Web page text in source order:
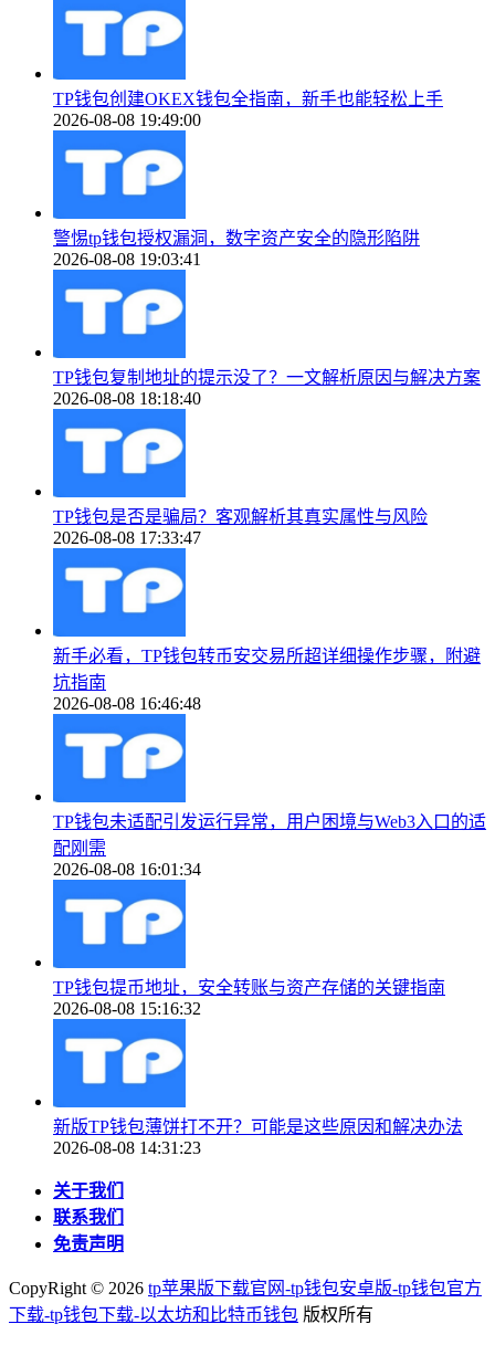
TP钱包创建OKEX钱包全指南，新手也能轻松上手
2026-08-08 19:49:00
警惕tp钱包授权漏洞，数字资产安全的隐形陷阱
2026-08-08 19:03:41
TP钱包复制地址的提示没了？一文解析原因与解决方案
2026-08-08 18:18:40
TP钱包是否是骗局？客观解析其真实属性与风险
2026-08-08 17:33:47
新手必看，TP钱包转币安交易所超详细操作步骤，附避
坑指南
2026-08-08 16:46:48
TP钱包未适配引发运行异常，用户困境与Web3入口的适
配刚需
2026-08-08 16:01:34
TP钱包提币地址，安全转账与资产存储的关键指南
2026-08-08 15:16:32
新版TP钱包薄饼打不开？可能是这些原因和解决办法
2026-08-08 14:31:23
关于我们
联系我们
免责声明
CopyRight © 2026 tp苹果版下载官网-tp钱包安卓版-tp钱包官方
下载-tp钱包下载-以太坊和比特币钱包 版权所有